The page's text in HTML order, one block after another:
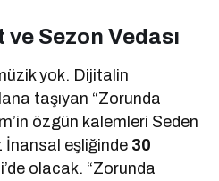
Sezon Vedası
yok. Dijitalin
taşıyan “Zorunda
özgün kalemleri Seden
İnansal eşliğinde 30
olacak. “Zorunda